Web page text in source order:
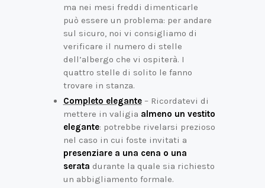
ma nei mesi freddi dimenticarle
può essere un problema: per andare
sul sicuro, noi vi consigliamo di
verificare il numero di stelle
dell’albergo che vi ospiterà. I
quattro stelle di solito le fanno
trovare in stanza.
Completo elegante– Ricordatevi di
mettere in valigia almeno un vestito
elegante: potrebbe rivelarsi prezioso
nel caso in cui foste invitati a
presenziare a una cena o una
serata durante la quale sia richiesto
un abbigliamento formale.